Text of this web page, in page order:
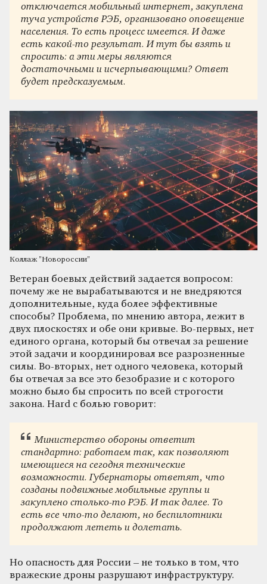
отключается мобильный интернет, закуплена
туча устройств РЭБ, организовано оповещение
населения. То есть процесс имеется. И даже
есть какой-то результат. И тут бы взять и
спросить: а эти меры являются
достаточными и исчерпывающими? Ответ
будет предсказуемым.
Коллаж "Новороссии"
Ветеран боевых действий задается вопросом:
почему же не вырабатываются и не внедряются
дополнительные, куда более эффективные
способы? Проблема, по мнению автора, лежит в
двух плоскостях и обе они кривые. Во-первых, нет
единого органа, который бы отвечал за решение
этой задачи и координировал все разрозненные
силы. Во-вторых, нет одного человека, который
бы отвечал за все это безобразие и с которого
можно было бы спросить по всей строгости
закона. Hard с болью говорит:
Министерство обороны ответит
стандартно: работаем так, как позволяют
имеющиеся на сегодня технические
возможности. Губернаторы ответят, что
созданы подвижные мобильные группы и
закуплено столько-то РЭБ. И так далее. То
есть все что-то делают, но беспилотники
продолжают лететь и долетать.
Но опасность для России – не только в том, что
вражеские дроны разрушают инфраструктуру.